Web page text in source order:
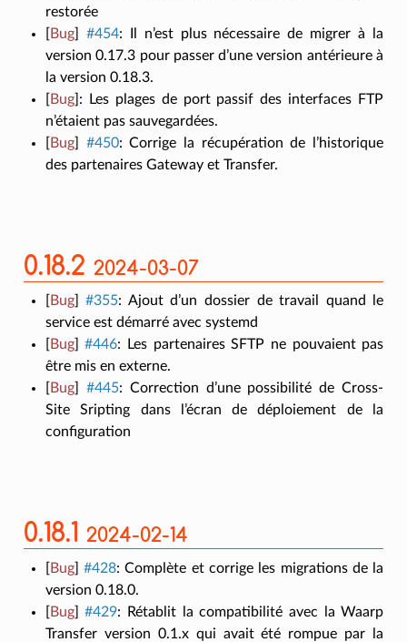
restorée
Bug] #454: Il n’est plus nécessaire de migrer à la
version 0.17.3 pour passer d’une version antérieure à
la version 0.18.3.
Bug] :
Les plages de port passif des interfaces FTP
n’étaient pas sauvegardées.
Bug] #450: Corrige la récupération de l’historique
des partenaires Gateway et Transfer.
0.18.2 2024-03-07
Bug] #355: Ajout d’un dossier de travail quand le
service est démarré avec systemd
Bug] #446: Les partenaires SFTP ne pouvaient pas
être mis en externe.
Bug] #445: Correction d’une possibilité de Cross-
Site Sripting dans l’écran de déploiement de la
configuration
0.18.1 2024-02-14
[Bug] #428: Complète et corrige les migrations de la
version 0.18.0.
[Bug] #429: Rétablit la compatibilité avec la Waarp
Transfer version 0.1.x qui avait été rompue par la